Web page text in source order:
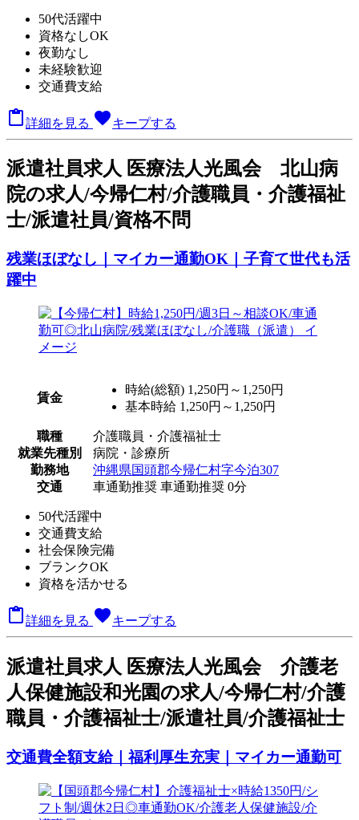
50代活躍中
資格なしOK
夜勤なし
未経験歓迎
交通費支給
詳細を見る favoriteキープする
派遣社員求人 医療法人光風会 北山病
院の求人/今帰仁村/介護職員・介護福祉
士/派遣社員/資格不問
残業ほぼなし｜マイカー通勤OK｜子育て世代も活
躍中
賃金
時給(総額) 1,250円～1,250円
基本時給 1,250円～1,250円
職種
介護職員・介護福祉士
就業先種別
病院・診療所
勤務地
沖縄県国頭郡今帰仁村字今泊307
交通
車通勤推奨 車通勤推奨 0分
50代活躍中
交通費支給
社会保険完備
ブランクOK
資格を活かせる
詳細を見る favoriteキープする
派遣社員求人 医療法人光風会 介護老
人保健施設和光園の求人/今帰仁村/介護
職員・介護福祉士/派遣社員/介護福祉士
交通費全額支給｜福利厚生充実｜マイカー通勤可